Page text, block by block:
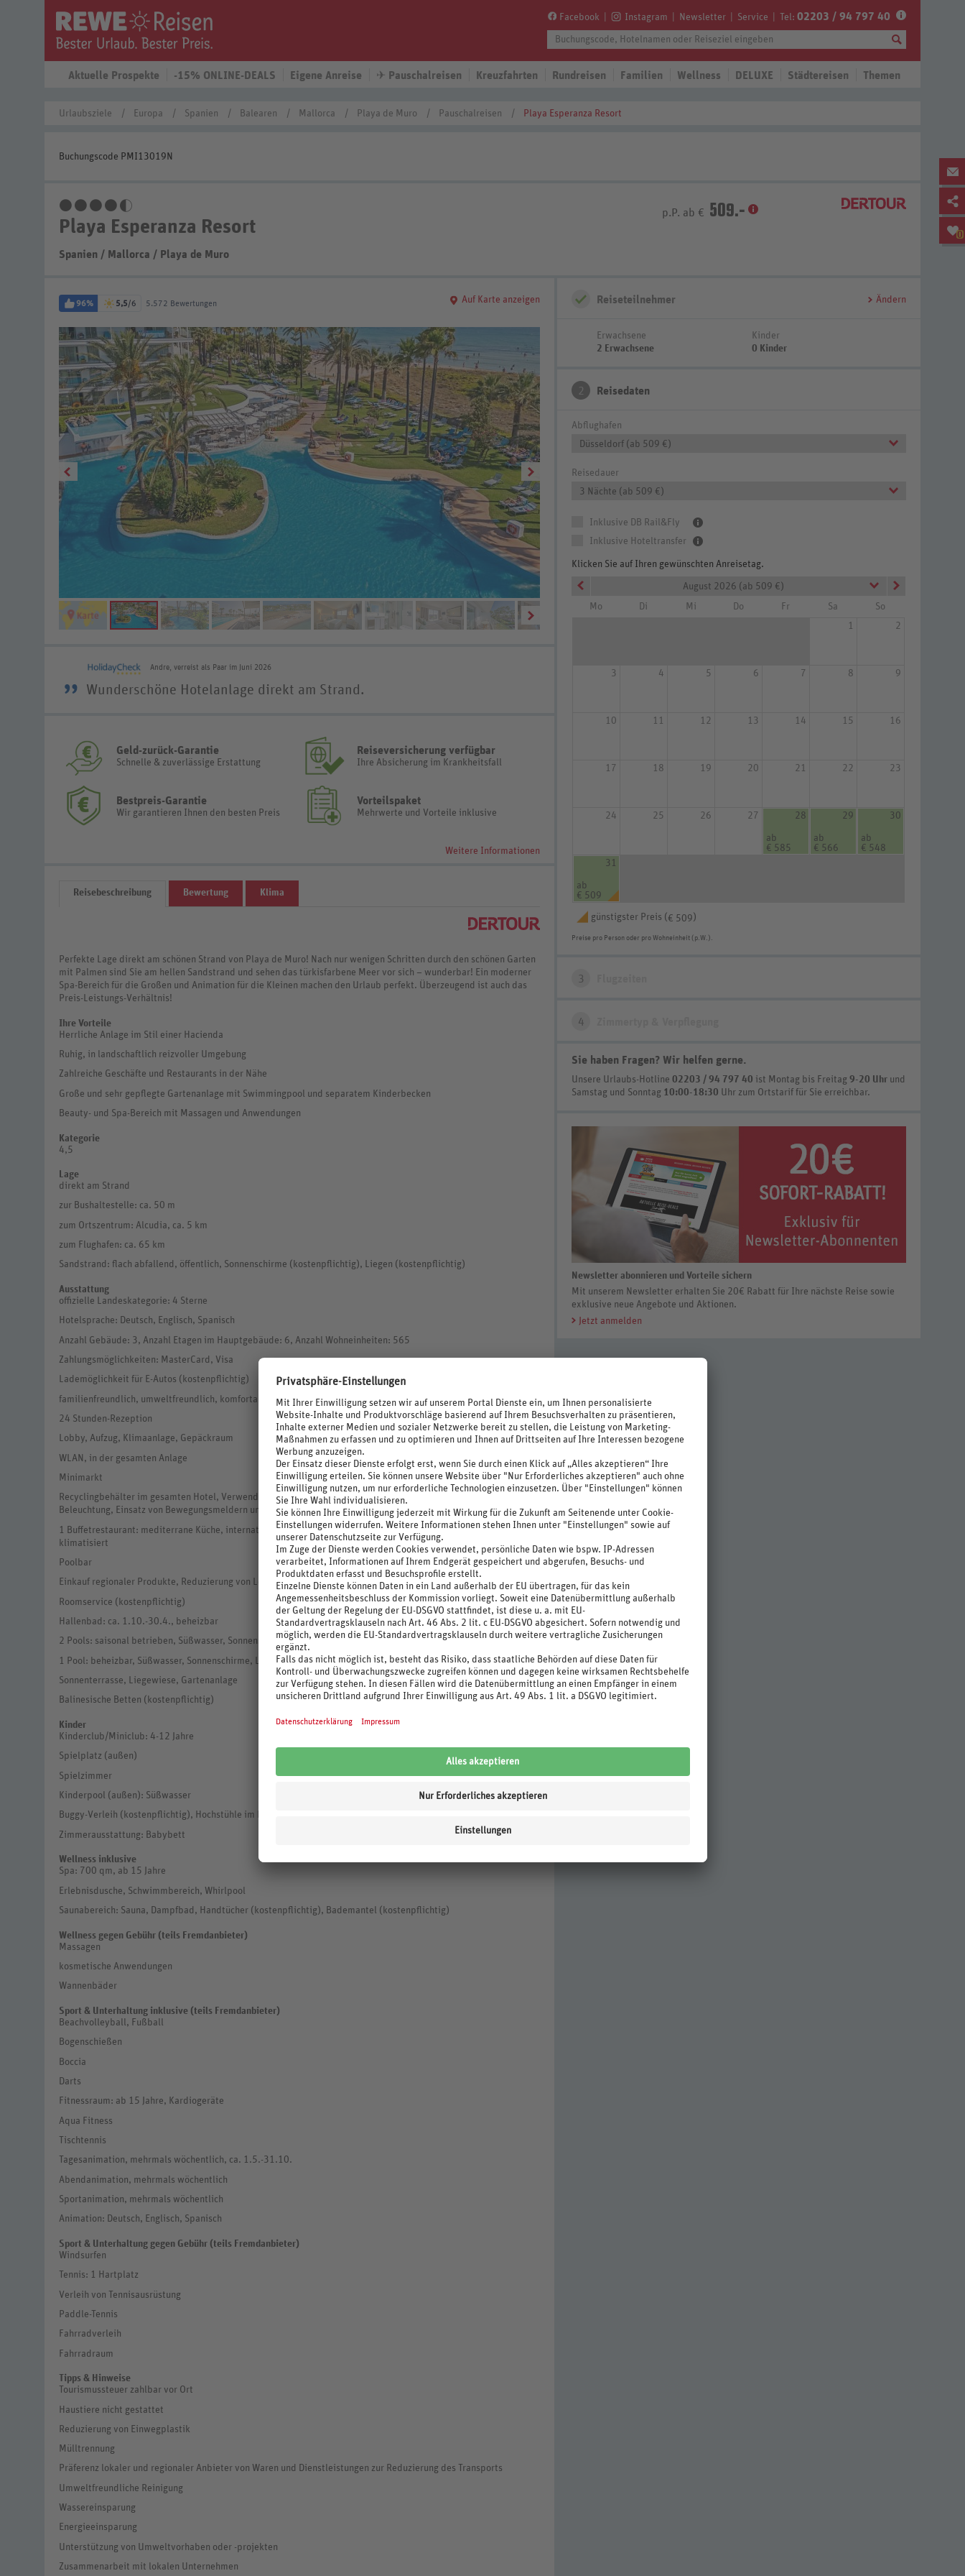
Facebook Instagram Newsletter Service Tel: 02203 / 94 797 40
Aktuelle Prospekte -15% ONLINE-DEALS Eigene Anreise ✈ Pauschalreisen Kreuzfahrten Rundreisen Familien Wellness DELUXE Städtereisen Themen
0
Urlaubsziele Europa Spanien Balearen Mallorca Playa de Muro Pauschalreisen Playa Esperanza Resort
Buchungscode PMI13019N
Playa Esperanza Resort
Spanien / Mallorca / Playa de Muro
p.P. ab € 509.-
96% 5,5/6 5.572 Bewertungen Auf Karte anzeigen
Andre, verreist als Paar im Juni 2026
” Wunderschöne Hotelanlage direkt am Strand.
Geld-zurück-Garantie
Schnelle & zuverlässige Erstattung
Reiseversicherung verfügbar
Ihre Absicherung im Krankheitsfall
Bestpreis-Garantie
Wir garantieren Ihnen den besten Preis
Vorteilspaket
Mehrwerte und Vorteile inklusive
Weitere Informationen
Reisebeschreibung Bewertung Klima
Perfekte Lage direkt am schönen Strand von Playa de Muro! Nach nur wenigen Schritten durch den schönen Garten
mit Palmen sind Sie am hellen Sandstrand und sehen das türkisfarbene Meer vor sich – wunderbar! Ein moderner
Spa-Bereich für die Großen und Animation für die Kleinen machen den Urlaub perfekt. Überzeugend ist auch das
Preis-Leistungs-Verhältnis!
Ihre Vorteile
Herrliche Anlage im Stil einer Hacienda
Ruhig, in landschaftlich reizvoller Umgebung
Zahlreiche Geschäfte und Restaurants in der Nähe
Große und sehr gepflegte Gartenanlage mit Swimmingpool und separatem Kinderbecken
Beauty- und Spa-Bereich mit Massagen und Anwendungen
Kategorie
4,5
Lage
direkt am Strand
zur Bushaltestelle: ca. 50 m
zum Ortszentrum: Alcudia, ca. 5 km
zum Flughafen: ca. 65 km
Sandstrand: flach abfallend, öffentlich, Sonnenschirme (kostenpflichtig), Liegen (kostenpflichtig)
Ausstattung
offizielle Landeskategorie: 4 Sterne
Hotelsprache: Deutsch, Englisch, Spanisch
Anzahl Gebäude: 3, Anzahl Etagen im Hauptgebäude: 6, Anzahl Wohneinheiten: 565
Zahlungsmöglichkeiten: MasterCard, Visa
Lademöglichkeit für E-Autos (kostenpflichtig)
familienfreundlich, umweltfreundlich, komfortabel
24 Stunden-Rezeption
Lobby, Aufzug, Klimaanlage, Gepäckraum
WLAN, in der gesamten Anlage
Minimarkt
Recyclingbehälter im gesamten Hotel, Verwendung regionaler Baustoffe, Photovoltaikanlage, Energieeffiziente
Beleuchtung, Einsatz von Bewegungsmeldern und automatischen Timern
1 Buffetrestaurant: mediterrane Küche, internationale Küche, regionale Küche, Live-Cooking-Station, mit Terrasse,
klimatisiert
Poolbar
Einkauf regionaler Produkte, Reduzierung von Lebensmittelverschwendung
Roomservice (kostenpflichtig)
Hallenbad: ca. 1.10.-30.4., beheizbar
2 Pools: saisonal betrieben, Süßwasser, Sonnenschirme, Liegen, Badetuch (gegen Kaution)
1 Pool: beheizbar, Süßwasser, Sonnenschirme, Liegen, Badetuch (gegen Kaution)
Sonnenterrasse, Liegewiese, Gartenanlage
Balinesische Betten (kostenpflichtig)
Kinder
Kinderclub/Miniclub: 4-12 Jahre
Spielplatz (außen)
Spielzimmer
Kinderpool (außen): Süßwasser
Buggy-Verleih (kostenpflichtig), Hochstühle im Restaurant
Zimmerausstattung: Babybett
Wellness inklusive
Spa: 700 qm, ab 15 Jahre
Erlebnisdusche, Schwimmbereich, Whirlpool
Saunabereich: Sauna, Dampfbad, Handtücher (kostenpflichtig), Bademantel (kostenpflichtig)
Wellness gegen Gebühr (teils Fremdanbieter)
Massagen
kosmetische Anwendungen
Wannenbäder
Sport & Unterhaltung inklusive (teils Fremdanbieter)
Beachvolleyball, Fußball
Bogenschießen
Boccia
Darts
Fitnessraum: ab 15 Jahre, Kardiogeräte
Aqua Fitness
Tischtennis
Tagesanimation, mehrmals wöchentlich, ca. 1.5.-31.10.
Abendanimation, mehrmals wöchentlich
Sportanimation, mehrmals wöchentlich
Animation: Deutsch, Englisch, Spanisch
Sport & Unterhaltung gegen Gebühr (teils Fremdanbieter)
Windsurfen
Tennis: 1 Hartplatz
Verleih von Tennisausrüstung
Paddle-Tennis
Fahrradverleih
Fahrradraum
Tipps & Hinweise
Tourismussteuer zahlbar vor Ort
Haustiere nicht gestattet
Reduzierung von Einwegplastik
Mülltrennung
Präferenz lokaler und regionaler Anbieter von Waren und Dienstleistungen zur Reduzierung des Transports
Umweltfreundliche Reinigung
Wassereinsparung
Energieeinsparung
Unterstützung von Umweltvorhaben oder -projekten
Zusammenarbeit mit lokalen Unternehmen
Reiseteilnehmer Ändern
Erwachsene
2 Erwachsene
Kinder
0 Kinder
2 Reisedaten
Abflughafen
Düsseldorf (ab 509 €)
Reisedauer
3 Nächte (ab 509 €)
Inklusive DB Rail&Fly
Inklusive Hoteltransfer
Klicken Sie auf Ihren gewünschten Anreisetag.
August 2026 (ab 509 €)
Mo
Di Mi Do Fr Sa
So
1
2
3 4 5 6 7 8 9
10 11 12 13 14 15 16
17 18 19 20 21 22 23
24 25 26 27 28
ab
€ 585
29
ab
€ 566
30
ab
€ 548
31
ab
€ 509
günstigster Preis ( € 509 )
Preise pro Person oder pro Wohneinheit (p.W.).
3
4
Sie haben Fragen? Wir helfen gerne.
Unsere Urlaubs-Hotline 02203 / 94 797 40 ist Montag bis Freitag 9-20 Uhr und
Samstag und Sonntag 10:00-18:30 Uhr zum Ortstarif für Sie erreichbar.
Newsletter abonnieren und Vorteile sichern
Mit unserem Newsletter erhalten Sie 20€ Rabatt für Ihre nächste Reise sowie
exklusive neue Angebote und Aktionen.
Jetzt anmelden